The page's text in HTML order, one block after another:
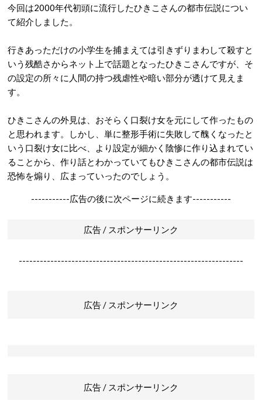
今回は2000年代初頭に流行したひきこさんの都市伝説につい
て紹介しました。
行きあっただけの小学生を捕まえては引きずりまわして殺すと
いう残酷さからネット上で話題となったひきこさんですが、そ
の設定の所々に人間の持つ残虐性や暗い部分が透けて見えま
す。
ひきこさんの外見は、おそらく口裂け女を元にして作ったもの
と思われます。しかし、単に整形手術に失敗して醜くなったと
いう口裂け女に比べ、より設定が細かく陰惨に作り込まれてい
ることから、作り話とわかっていてもひきこさんの都市伝説は
恐怖を煽り、広まっていったのでしょう。
-----------広告の後に次ページに続きます-----------
広告 / スポンサーリンク
----------------------------------------------------------------
広告 / スポンサーリンク
広告 / スポンサーリンク